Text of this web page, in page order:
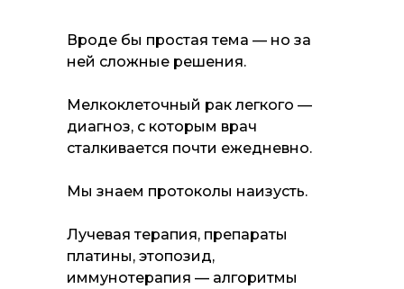
Вроде бы простая тема — но за
ней сложные решения.
Мелкоклеточный рак легкого —
диагноз, с которым врач
сталкивается почти ежедневно.
Мы знаем протоколы наизусть.
Лучевая терапия, препараты
платины, этопозид,
иммунотерапия — алгоритмы